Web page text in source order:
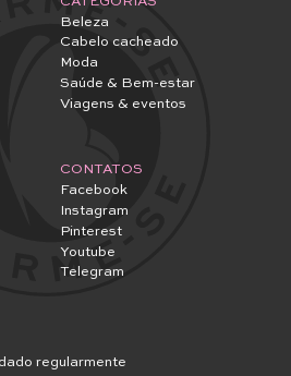
Beleza
Cabelo cacheado
Moda
Saúde & Bem-estar
Viagens & eventos
CONTATOS
Facebook
Instagram
Pinterest
Youtube
Telegram
regularmente